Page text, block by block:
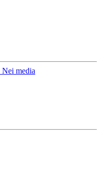
Nei media